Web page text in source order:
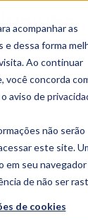
acompanhar as
e dessa forma
Ao continuar
você concorda
aviso de
não serão
este site.
em seu navegador
de não ser
de cookies